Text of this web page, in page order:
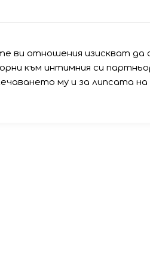
ви отношения изискват да
към интимния си
му и за липсата на